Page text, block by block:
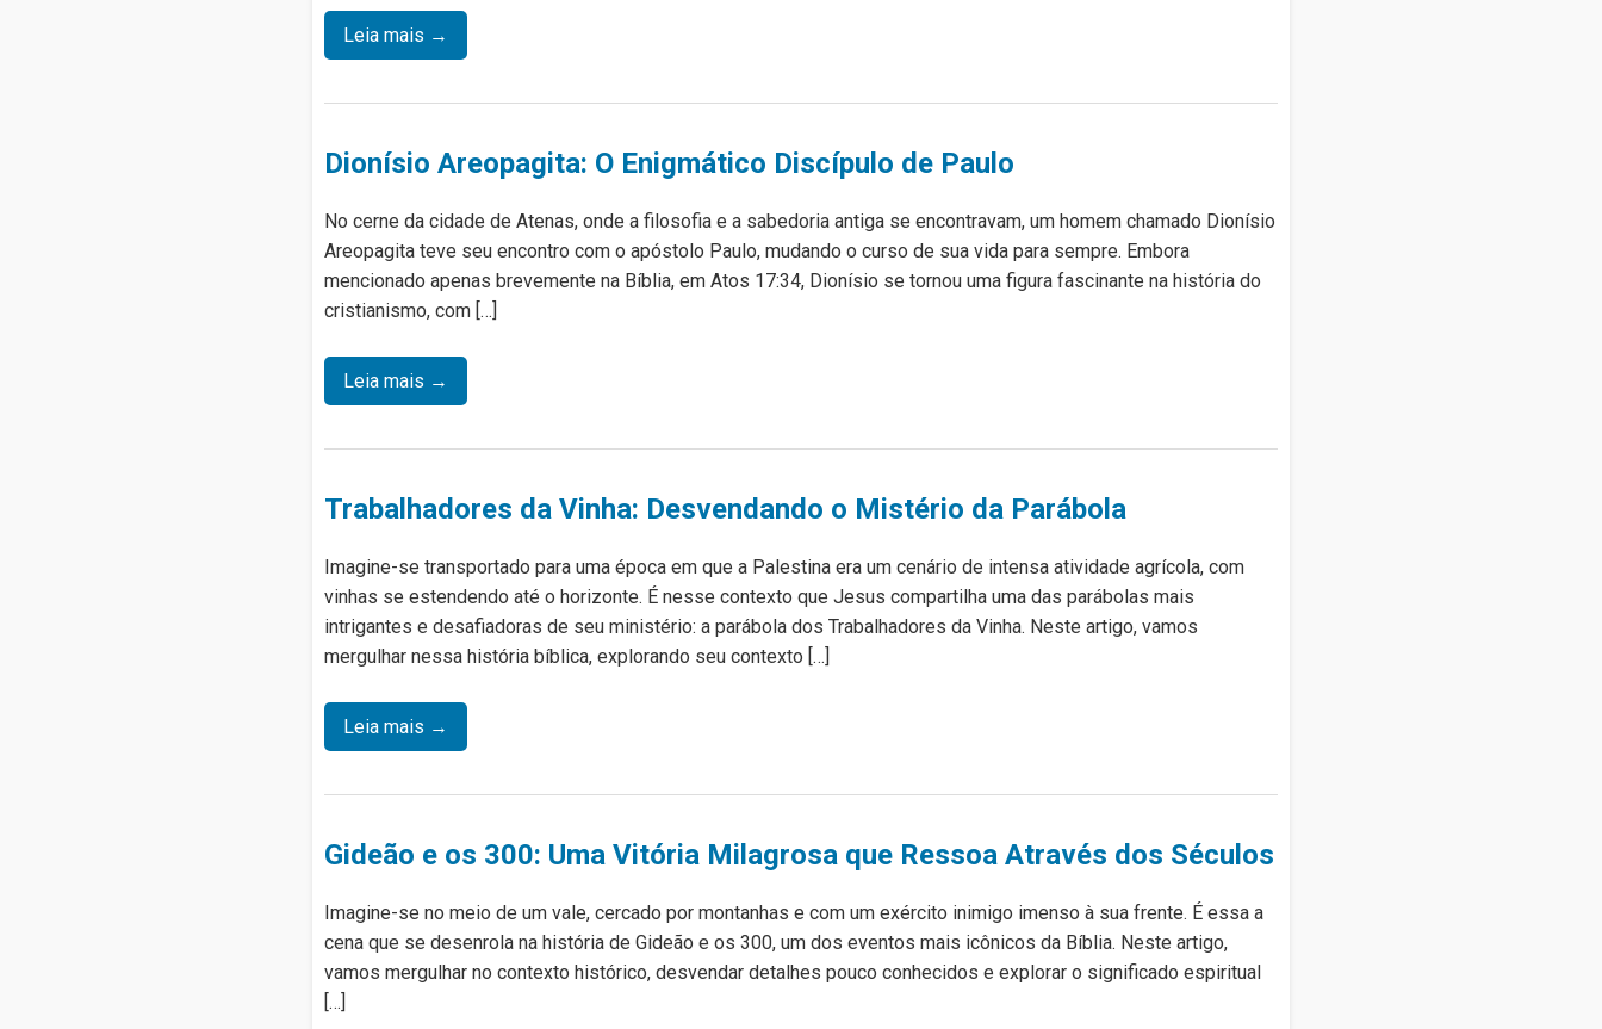
Leia mais →
Dionísio Areopagita: O Enigmático Discípulo de Paulo
No cerne da cidade de Atenas, onde a filosofia e a sabedoria antiga se encontravam, um homem chamado Dionísio
Areopagita teve seu encontro com o apóstolo Paulo, mudando o curso de sua vida para sempre. Embora
mencionado apenas brevemente na Bíblia, em Atos 17:34, Dionísio se tornou uma figura fascinante na história do
cristianismo, com […]
Leia mais →
Trabalhadores da Vinha: Desvendando o Mistério da Parábola
Imagine-se transportado para uma época em que a Palestina era um cenário de intensa atividade agrícola, com
vinhas se estendendo até o horizonte. É nesse contexto que Jesus compartilha uma das parábolas mais
intrigantes e desafiadoras de seu ministério: a parábola dos Trabalhadores da Vinha. Neste artigo, vamos
mergulhar nessa história bíblica, explorando seu contexto […]
Leia mais →
Gideão e os 300: Uma Vitória Milagrosa que Ressoa Através dos Séculos
Imagine-se no meio de um vale, cercado por montanhas e com um exército inimigo imenso à sua frente. É essa a
cena que se desenrola na história de Gideão e os 300, um dos eventos mais icônicos da Bíblia. Neste artigo,
vamos mergulhar no contexto histórico, desvendar detalhes pouco conhecidos e explorar o significado espiritual
[…]